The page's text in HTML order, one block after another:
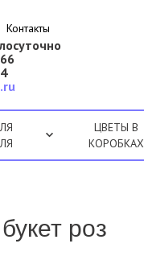
Контакты
ЦВЕТЫ В
КОРОБКАХ
роз